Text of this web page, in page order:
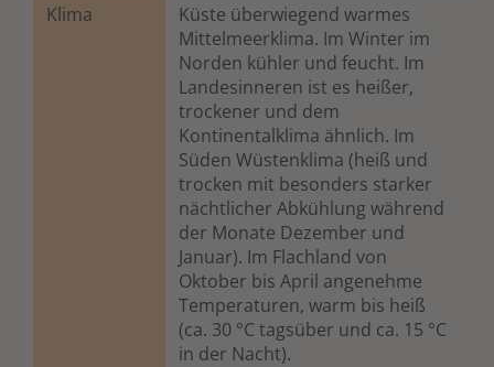
Klima
Küste überwiegend warmes
Mittelmeerklima. Im Winter im
Norden kühler und feucht. Im
Landesinneren ist es heißer,
trockener und dem
Kontinentalklima ähnlich. Im
Süden Wüstenklima (heiß und
trocken mit besonders starker
nächtlicher Abkühlung während
der Monate Dezember und
Januar). Im Flachland von
Oktober bis April angenehme
Temperaturen, warm bis heiß
(ca. 30 °C tagsüber und ca. 15 °C
in der Nacht).